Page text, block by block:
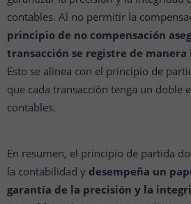
contables. Al no permitir la
principio de no compensación
transacción se registre de
Esto se alinea con el principio de
que cada transacción tenga un doble
contables.
En resumen, el principio de partida
la contabilidad y desempeña un
garantía de la precisión y la